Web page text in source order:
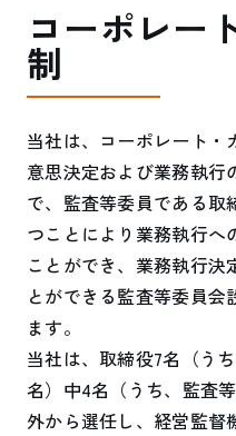
コーポレー
制
当社は、コーポレート・
意思決定および業務執行
で、監査等委員である取
つことにより業務執行へ
ことができ、業務執行決
とができる監査等委員会
ます。
当社は、取締役7名（う
名）中4名（うち、監査
外から選任し、経営監督